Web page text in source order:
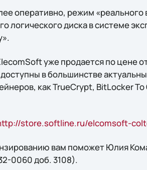
оперативно, режим «реального
логического диска в системе
уже продается по цене
в большинстве
как TrueCrypt, BitLocker To
store.softline.ru/elcomsoft-
вам поможет Юлия
0060 доб. 3108).